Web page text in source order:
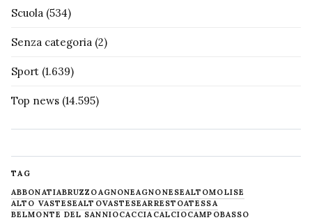
Scuola (534)
Senza categoria (2)
Sport (1.639)
Top news (14.595)
TAG
ABBONATIABRUZZOAGNONEAGNONESEALTOMOLISE
ALTO VASTESEALTOVASTESEARRESTOATESSA
BELMONTE DEL SANNIOCACCIACALCIOCAMPOBASSO